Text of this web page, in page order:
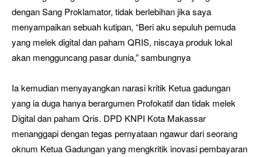
dengan Sang Proklamator, tidak berlebihan jika saya
menyampaikan sebuah kutipan, “Beri aku sepuluh pemuda
yang melek digital dan paham QRIS, niscaya produk lokal
akan mengguncang pasar dunia,” sambungnya
Ia kemudian menyayangkan narasi kritik Ketua gadungan
yang ia duga hanya berargumen Profokatif dan tidak melek
Digital dan paham Qris. DPD KNPI Kota Makassar
menanggapi dengan tegas pernyataan ngawur dari seorang
oknum Ketua Gadungan yang mengkritik inovasi pembayaran